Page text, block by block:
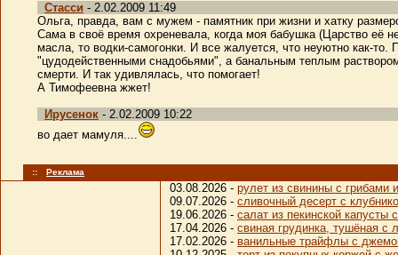
Стасси - 2.02.2009 11:49
Ольга, правда, вам с мужем - памятник при жизни и хатку
Сама в своё время охреневала, когда моя бабушка (Царство её
масла, то водки-самогонки. И все жалуется, что неуютно как-
"цудодейственными снадобьями", а банальным теплым
смерти. И так удивлялась, что помогает!
А Тимофеевна жжет!
Ирусенок - 2.02.2009 10:22
во дает мамуля....
:: Реклама
03.08.2026 - рулет из свинины с
09.07.2026 - сливочный десерт с
19.06.2026 - салат из пекинской
17.04.2026 - свиная грудинка, тушёная с
17.02.2026 - ванильные трайфлы с